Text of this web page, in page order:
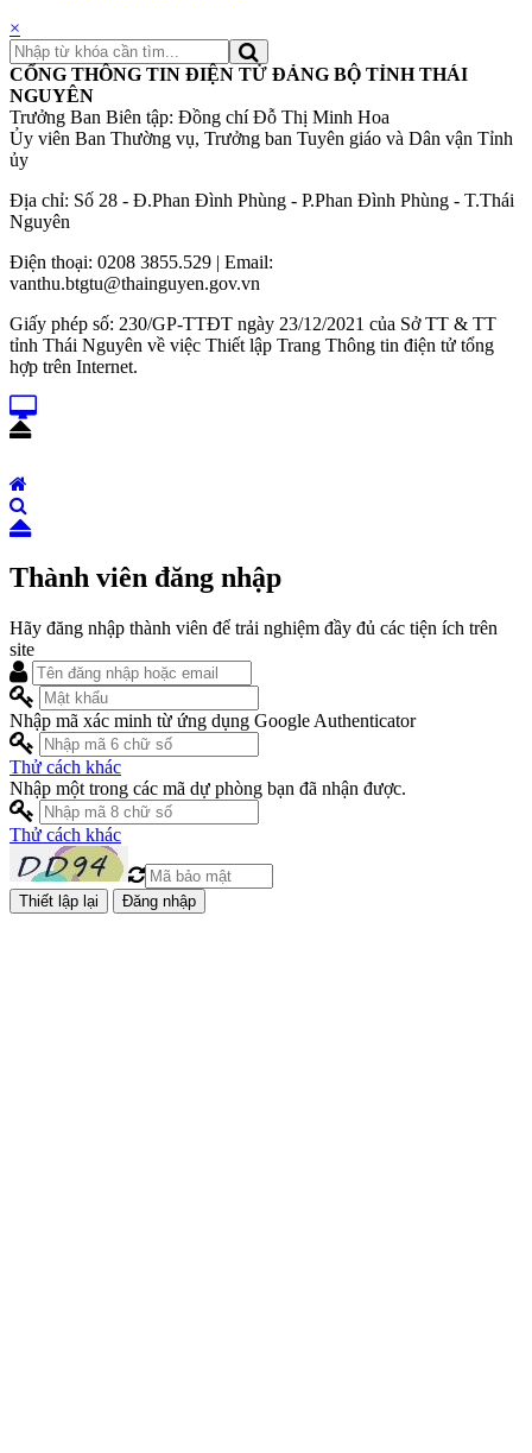
×
CỔNG THÔNG TIN ĐIỆN TỬ ĐẢNG BỘ TỈNH THÁI
NGUYÊN
Trưởng Ban Biên tập: Đồng chí Đỗ Thị Minh Hoa
Ủy viên Ban Thường vụ, Trưởng ban Tuyên giáo và Dân vận Tỉnh
ủy
Địa chỉ: Số 28 - Đ.Phan Đình Phùng - P.Phan Đình Phùng - T.Thái
Nguyên
Điện thoại: 0208 3855.529 | Email:
vanthu.btgtu@thainguyen.gov.vn
Giấy phép số: 230/GP-TTĐT ngày 23/12/2021 của Sở TT & TT
tỉnh Thái Nguyên về việc Thiết lập Trang Thông tin điện tử tổng
hợp trên Internet.
Thành viên đăng nhập
Hãy đăng nhập thành viên để trải nghiệm đầy đủ các tiện ích trên
site
Nhập mã xác minh từ ứng dụng Google Authenticator
Thử cách khác
Nhập một trong các mã dự phòng bạn đã nhận được.
Thử cách khác
Đăng nhập